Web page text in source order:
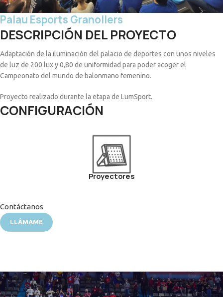
Palau Esports Granollers
DESCRIPCIÓN DEL PROYECTO
Adaptación de la iluminación del palacio de deportes con unos niveles
de luz de 200 lux y 0,80 de uniformidad para poder acoger el
Campeonato del mundo de balonmano femenino.
Proyecto realizado durante la etapa de LumSport.
CONFIGURACIÓN
Proyectores
Contáctanos
LLÁMAME